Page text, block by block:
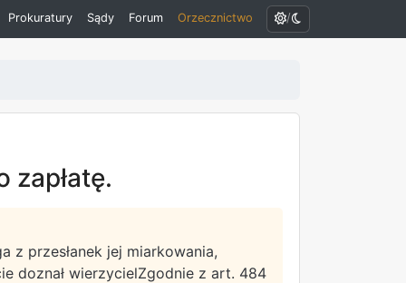
Prokuratury Sądy Forum Orzecznictwo /
zapłatę.
z przesłanek jej miarkowania,
doznał wierzycielZgodnie z art. 484